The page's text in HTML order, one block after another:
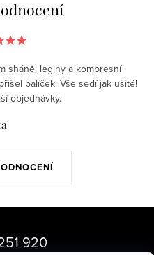
sháněl leginy a kompresní
balíček. Vše sedí jak ušité!
objednávky.
920